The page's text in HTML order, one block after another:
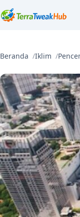
Beranda Iklim